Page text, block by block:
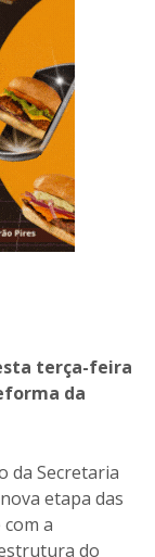
terça-feira
da
da Secretaria
etapa das
a
do